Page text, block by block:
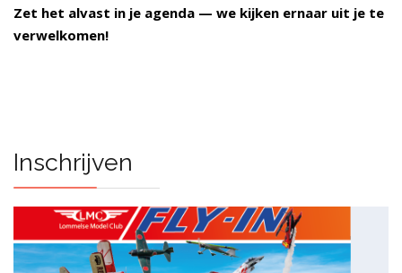
Zet het alvast in je agenda — we kijken ernaar uit je te
verwelkomen!
Inschrijven